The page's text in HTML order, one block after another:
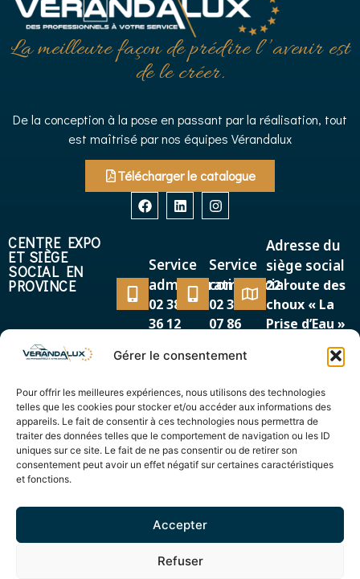
Gérer le consentement
Pour offrir les meilleures expériences, nous utilisons des technologies
telles que les cookies pour stocker et/ou accéder aux informations des
appareils. Le fait de consentir à ces technologies nous permettra de
traiter des données telles que le comportement de navigation ou les ID
uniques sur ce site. Le fait de ne pas consentir ou de retirer son
consentement peut avoir un effet négatif sur certaines caractéristiques
et fonctions.
Accepter
Refuser
La meilleure façon de prédire l’’avenir est
de le créer.
De la conception à la pose en passant par la réalisation, tout
est maîtrisé par nos équipes Vérandalux
Télécharger le catalogue
CENTRE EXPO
ET SIÈGE
SOCIAL EN
PROVINCE
Service
administratif
02 38 38
36 12
Service
commercial
02 38 38
07 86
Adresse du
siège social
22 route des
choux « La
Prise d’Eau »
45500 GIEN
EN RÉGION
PARISIENNE
Service
commercial
01 69 12
44 00
87/89, avenue de la
Cour de France
91260 JUVISY SUR
ORGE
© Verandalux 2025 – RéalisationRadius Design